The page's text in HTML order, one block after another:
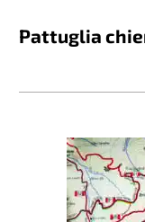
Pattuglia